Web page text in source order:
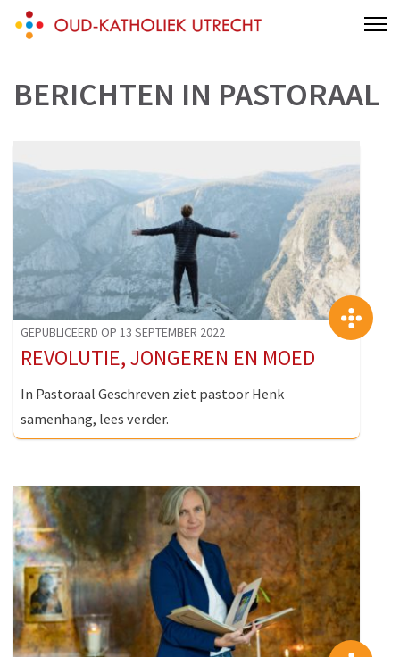
Skip
(Press
Enter)
Oud-Katholieke Parochie van Utrecht
Gertrudiskathedraal Saint Gertrude Cathedral Oud Katholiek Old
Catholic
BERICHTEN IN PASTORAAL
GEPUBLICEERD OP 13 SEPTEMBER 2022
REVOLUTIE, JONGEREN EN MOED
In Pastoraal Geschreven ziet pastoor Henk
samenhang, lees verder.